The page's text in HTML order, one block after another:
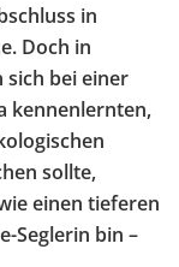
in
Doch in
sich bei einer
kennenlernten,
sollte,
einen tieferen
Seglerin bin –